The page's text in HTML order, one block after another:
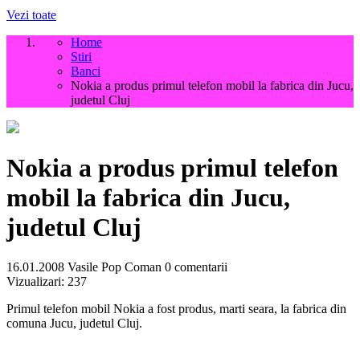
Vezi toate
Home
Stiri
Banci
Nokia a produs primul telefon mobil la fabrica din Jucu,
judetul Cluj
Nokia a produs primul telefon
mobil la fabrica din Jucu,
judetul Cluj
16.01.2008 Vasile Pop Coman 0 comentarii
Vizualizari: 237
Primul telefon mobil Nokia a fost produs, marti seara, la fabrica din
comuna Jucu, judetul Cluj.